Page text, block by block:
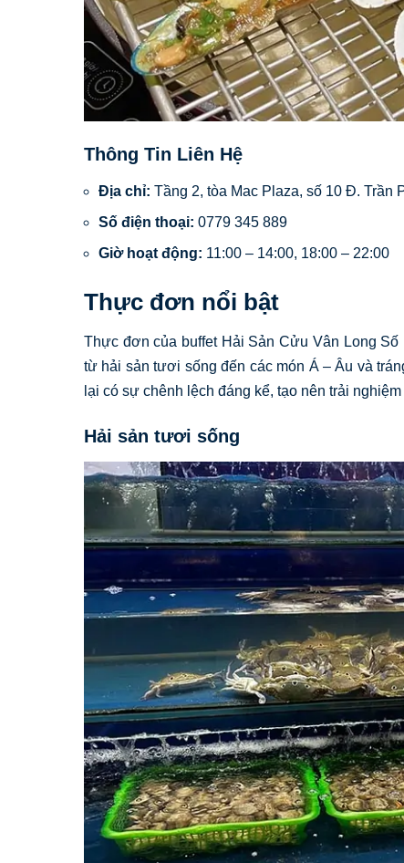
Thông Tin Liên Hệ
Địa chỉ: Tầng 2, tòa Mac Plaza, số 10 Đ. Trần
Số điện thoại: 0779 345 889
Giờ hoạt động: 11:00 – 14:00, 18:00 – 22:00
Thực đơn nổi bật
Thực đơn của buffet Hải Sản Cửu Vân Long
từ hải sản tươi sống đến các món Á – Âu và
lại có sự chênh lệch đáng kể, tạo nên trải
Hải sản tươi sống